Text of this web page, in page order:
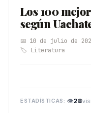
Los 100
según
📅 10 de julio de
🏷️ Literatura
👁28